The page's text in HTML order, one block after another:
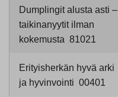
Dumplingit alusta asti –
taikinanyytit ilman
kokemusta 81021
Erityisherkän hyvä arki
ja hyvinvointi 00401